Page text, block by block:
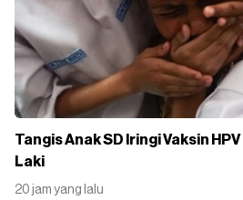
Tangis Anak SD Iringi Vaksin
Laki
20 jam yang lalu